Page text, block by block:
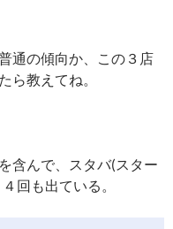
通の傾向か、この３店
ら教えてね。
含んで、スタバ(スター
回も出ている。